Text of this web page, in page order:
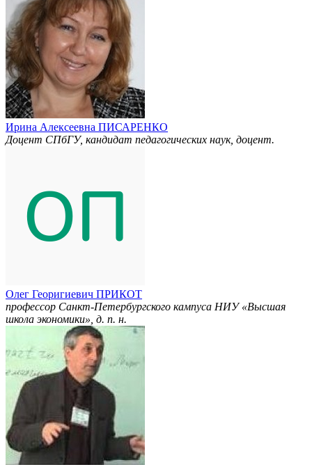
Ирина Алексеевна ПИСАРЕНКО
Доцент СПбГУ, кандидат педагогических наук, доцент.
Олег Георигиевич ПРИКОТ
профессор Санкт-Петербургского кампуса НИУ «Высшая
школа экономики», д. п. н.